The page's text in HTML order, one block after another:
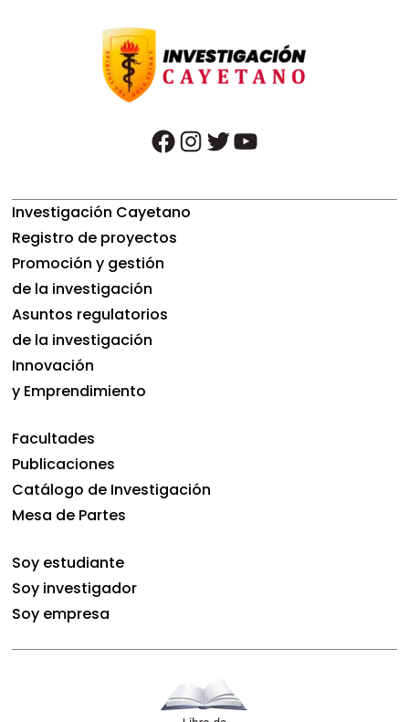
facebook instagram twitter youtube
Investigación Cayetano
Registro de proyectos
Promoción y gestión
de la investigación
Asuntos regulatorios
de la investigación
Innovación
y Emprendimiento
Facultades
Publicaciones
Catálogo de Investigación
Mesa de Partes
Soy estudiante
Soy investigador
Soy empresa